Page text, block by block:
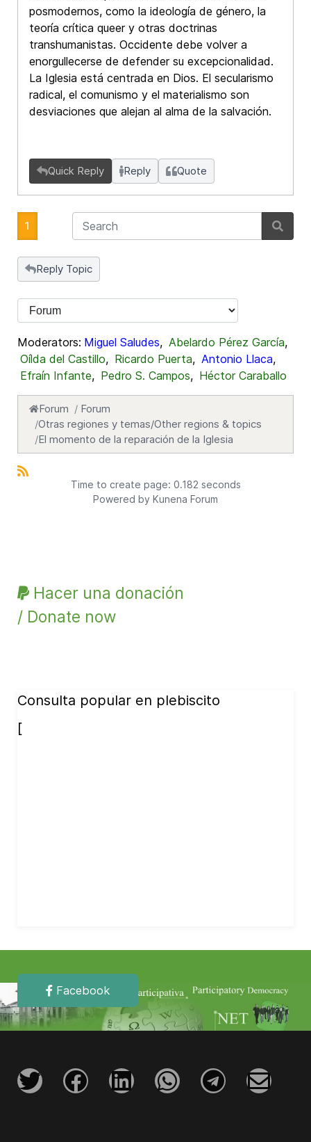
posmodernos, como la ideología de género, la
teoría crítica queer y otras doctrinas
transhumanistas. Occidente debe volver a
enorgullecerse de defender su excepcionalidad.
La Iglesia está centrada en Dios. El secularismo
radical, el comunismo y el materialismo son
desviaciones que alejan al alma de la salvación.
Quick Reply Reply Quote
1
Reply Topic
Moderators: Miguel Saludes, Abelardo Pérez García,
Oílda del Castillo, Ricardo Puerta, Antonio Llaca,
Efraín Infante, Pedro S. Campos, Héctor Caraballo
Forum
Forum
Otras regiones y temas/Other regions & topics
El momento de la reparación de la Iglesia
Time to create page: 0.182 seconds
Powered by Kunena Forum
Hacer una donación
/ Donate now
Consulta popular en plebiscito
[
Facebook